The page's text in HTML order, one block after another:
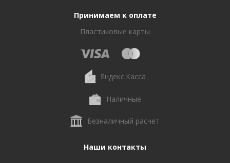
Принимаем к оплате
Пластиковые карты
Яндекс.Касса
Наличные
Безналичный расчет
Наши контакты